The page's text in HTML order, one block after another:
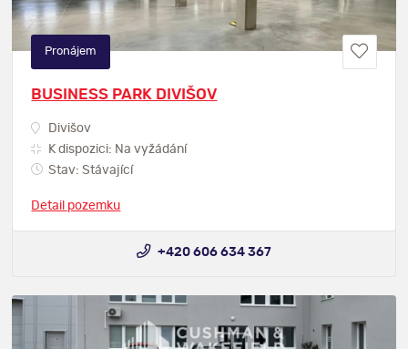
BUSINESS PARK DIVIŠOV
Divišov
K dispozici: Na vyžádání
Stav: Stávající
Detail pozemku
Pronájem
+420 606 634 367